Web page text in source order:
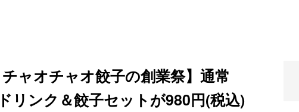
ャオチャオ餃子の創業祭】通常
リンク＆餃子セットが980円(税込)